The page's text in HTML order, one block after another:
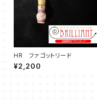
HR ファゴットリード
¥2,200